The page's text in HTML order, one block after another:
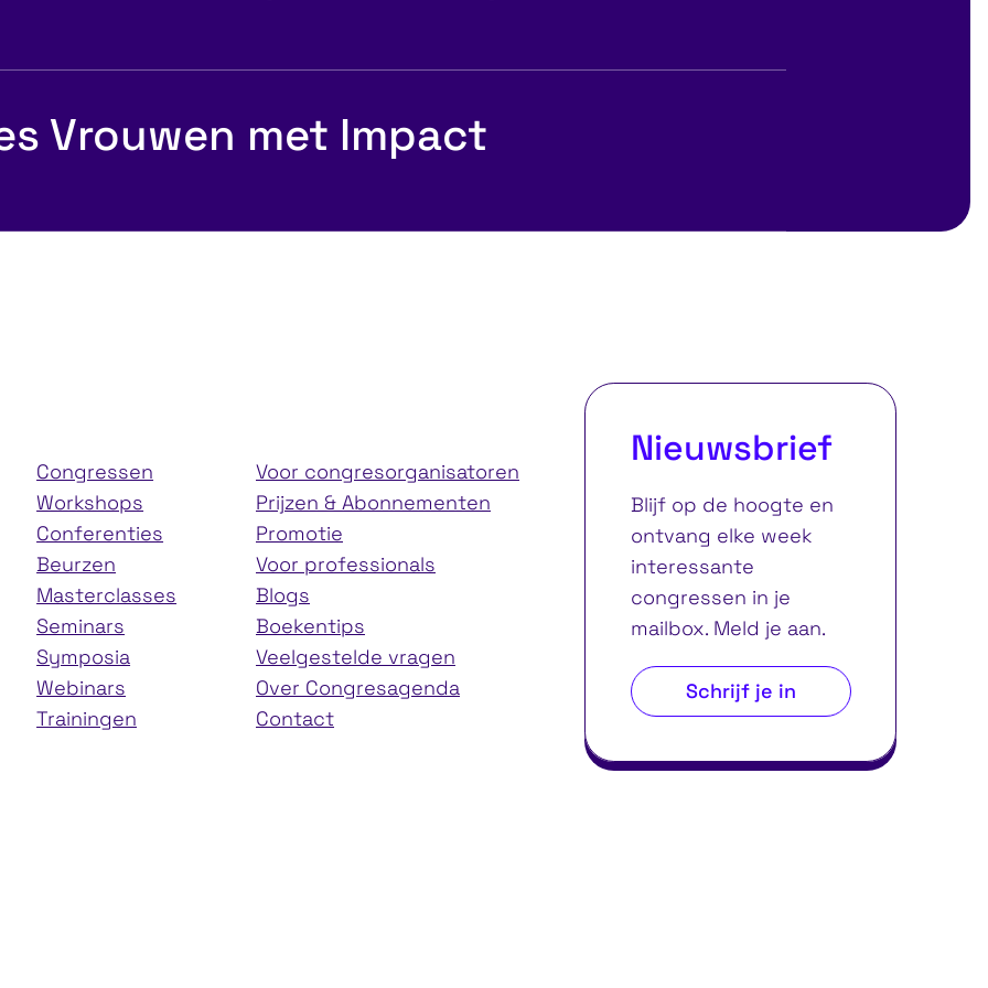
Vrouwen met Impact
Psychologische
Congressen
Workshops
Conferenties
Beurzen
Masterclasses
Seminars
Symposia
Webinars
Trainingen
Voor congresorganisatoren
Prijzen & Abonnementen
Promotie
Voor professionals
Blogs
Boekentips
Veelgestelde vragen
Over Congresagenda
Contact
Nieuwsbrief
Blijf op de hoogte en
ontvang elke week
interessante
congressen in je
mailbox. Meld je aan.
Schrijf je in